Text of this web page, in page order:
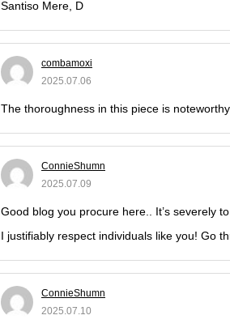
Santiso Mere, D
combamoxi
2025.07.06
The thoroughness in this piece is
ConnieShumn
2025.07.09
Good blog you procure here.. It’s severely
I justifiably respect individuals like you! Go
ConnieShumn
2025.07.10